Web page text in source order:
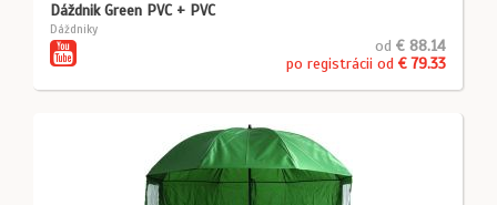
Dáždnik Green PVC + PVC
Dáždniky
od € 88.14
po registrácii od € 79.33